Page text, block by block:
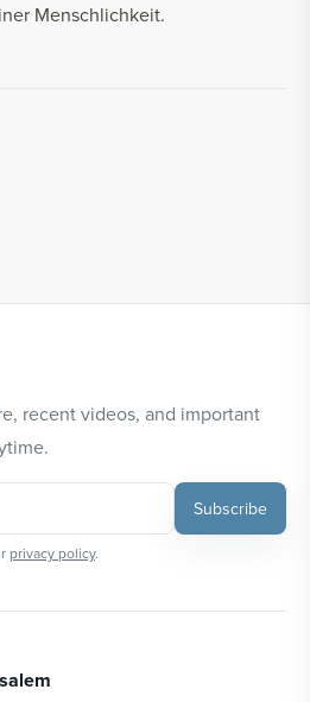
Menschlichkeit.
recent videos, and important
Subscribe
privacy policy.